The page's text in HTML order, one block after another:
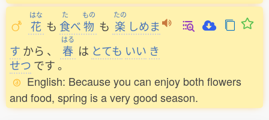
はな
花 も
た
食べ
もの
物 も
たの
楽 しめま
す から 、
はる
春 は とても いい き
せつ です。
English: Because you can enjoy both flowers
and food, spring is a very good season.